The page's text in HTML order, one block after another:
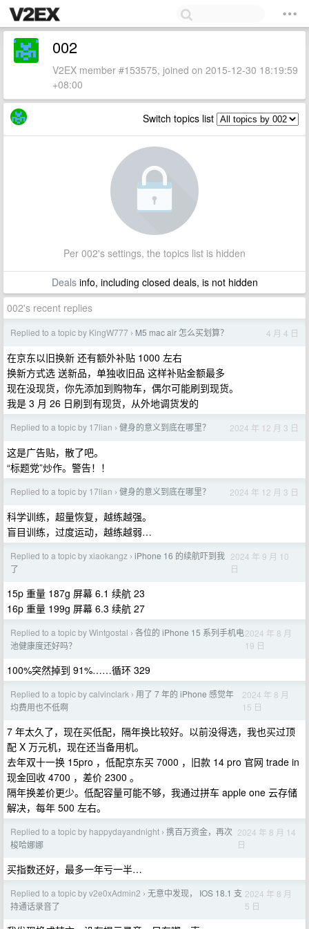
002
V2EX member #153575, joined on 2015-12-30 18:19:59
+08:00
Switch topics list
Per 002's settings, the topics list is hidden
Dealsinfo, including closed deals, is not hidden
002's recent replies
Replied to a topic by KingW777 › M5 mac air 怎么买划算？ 4 月 4 日
在京东以旧换新 还有额外补贴 1000 左右
换新方式选 送新品，单独收旧品 这样补贴金额最多
现在没现货，你先添加到购物车，偶尔可能刷到现货。
我是 3 月 26 日刷到有现货，从外地调货发的
Replied to a topic by 17lian › 健身的意义到底在哪里？ 2024 年 12 月 3 日
这是广告贴，散了吧。
“标题党”炒作。警告！！
Replied to a topic by 17lian › 健身的意义到底在哪里？ 2024 年 12 月 3 日
科学训练，超量恢复，越练越强。
盲目训练，过度运动，越练越弱…
Replied to a topic by xiaokangz › iPhone 16 的续航吓到我
了
2024 年 9 月 10
日
15p 重量 187g 屏幕 6.1 续航 23
16p 重量 199g 屏幕 6.3 续航 27
Replied to a topic by Wintgostal › 各位的 iPhone 15 系列手机电
池健康度还好吗？
2024 年 8 月
19 日
100%突然掉到 91%……循环 329
Replied to a topic by calvinclark › 用了 7 年的 iPhone 感觉年
均费用也不低啊
2024 年 8 月
15 日
7 年太久了，现在买低配，隔年换比较好。以前没得选，我也买过顶
配 X 万元机，现在还当备用机。
去年双十一换 15pro ，低配京东买 7000 ，旧款 14 pro 官网 trade in
现金回收 4700 ，差价 2300 。
隔年换差价更少。低配容量可能不够，我通过拼车 apple one 云存储
解决，每年 500 左右。
Replied to a topic by happydayandnight › 携百万资金，再次
梭哈娜娜
2024 年 8 月 14
日
买指数还好，最多一年亏一半…
Replied to a topic by v2e0xAdmin2 › 无意中发现， IOS 18.1 支
持通话录音了
2024 年 8 月
5 日